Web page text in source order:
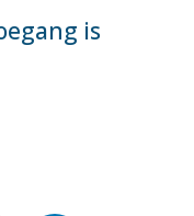
is